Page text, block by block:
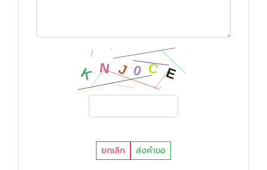
ยกเลิก ส่งคำขอ